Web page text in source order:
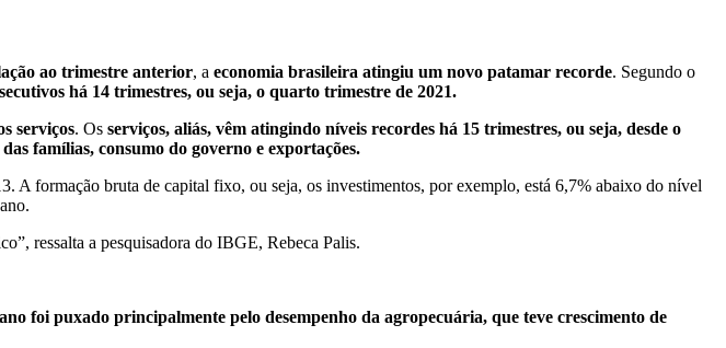
ao trimestre anterior, a economia brasileira atingiu um novo patamar recorde. Segundo o
há 14 trimestres, ou seja, o quarto trimestre de 2021.
serviços. Os serviços, aliás, vêm atingindo níveis recordes há 15 trimestres, ou seja, desde o
famílias, consumo do governo e exportações.
A formação bruta de capital fixo, ou seja, os investimentos, por exemplo, está 6,7% abaixo do nível
ressalta a pesquisadora do IBGE, Rebeca Palis.
foi puxado principalmente pelo desempenho da agropecuária, que teve crescimento de